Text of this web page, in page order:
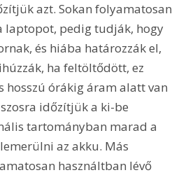
azt. Sokan folyamatosan
laptopot, pedig tudják, hogy
és hiába határozzák el,
ha feltöltődött, ez
hosszú órákig áram alatt van
időzítjük a ki-be
tartományban marad a
az akku. Más
használtban lévő